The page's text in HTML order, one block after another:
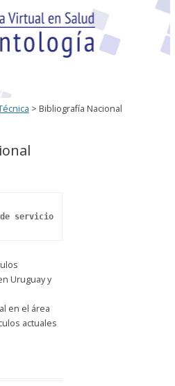
> Bibliografía Nacional
de servicio
Uruguay y
en el área
actuales